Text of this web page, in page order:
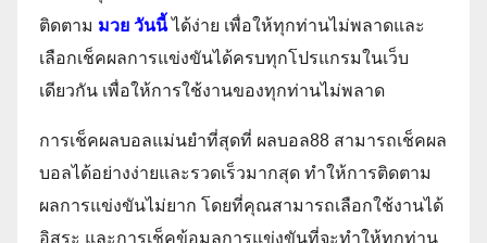
ติดตาม มวย วันนี้ ได้ง่าย เพื่อให้ทุกท่านไม่พลาดและ
เลือกเช็คผลการแข่งขันได้ครบทุกโปรแกรมในเว็บ
เดียวกัน เพื่อให้การใช้งานของทุกท่านไม่พลาด
การเช็คผลบอลแม่นยำที่สุดที่ ผลบอล88 สามารถเช็คผล
บอลได้อย่างง่ายและรวดเร็วมากสุด ทำให้การติดตาม
ผลการแข่งขันไม่ยาก โดยที่คุณสามารถเลือกใช้งานได้
อิสระ และการเช็คข้อมูลการแข่งขันที่จะทำให้ทุกท่าน